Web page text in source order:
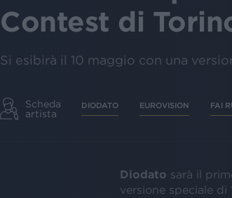
Contest di
Si esibirà il 10 maggio con una
Scheda
artista
DIODATO EUROVISION FAI
Diodato sarà il
versione speciale di